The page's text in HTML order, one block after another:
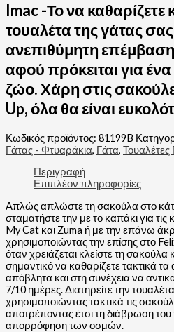
Imac -Το να καθαρίζετε
τουαλέτα της γάτας
ανεπιθύμητη
αφού πρόκειται για
ζώο. Χάρη στις
Up, όλα θα είναι
Κωδικός προϊόντος: 81199B
Γάτας - Φτυαράκια, Γάτα, Τουαλέτες
Περιγραφή
Επιπλέον πληροφορίες
Απλώς απλώστε τη σακούλα στο
σταματήστε την με το καπάκι για τις
My Cat και Zuma ή με την επάνω
χρησιμοποιώντας την επίσης στο
όταν χρειάζεται κλείστε τη σακούλα
σημαντικό να καθαρίζετε τακτικά
απόβλητα και στη συνέχεια να
7/10 ημέρες. Διατηρείτε την
χρησιμοποιώντας τακτικά τις
αποτρέποντας έτσι τη διάβρωση του
απορρόφηση των οσμών.